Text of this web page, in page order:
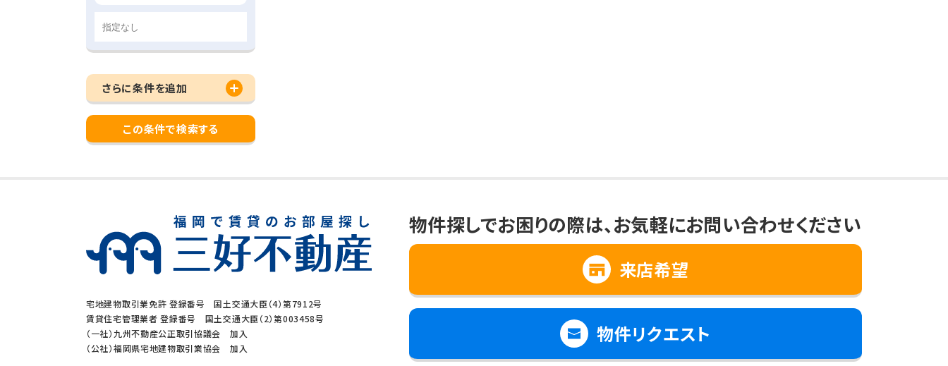
さらに条件を追加
この条件で検索する
宅地建物取引業免許 登録番号 国土交通大臣（4）第7912号
賃貸住宅管理業者 登録番号 国土交通大臣（2）第003458号
（一社）九州不動産公正取引協議会 加入
（公社）福岡県宅地建物取引業協会 加入
物件探しでお困りの際は、お気軽にお問い合わせください
来店希望
物件リクエスト